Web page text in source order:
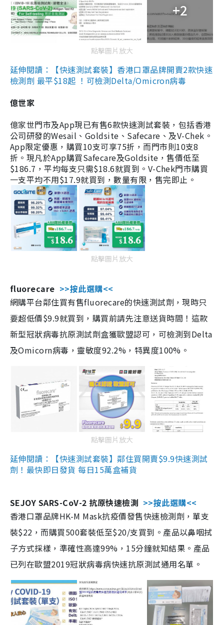
+2
點擊圖片放大
延伸閱讀：【快速測試套裝】香港口罩品牌開賣2款快速
檢測劑 最平$18起 ！可檢測Delta/Omicron病毒
億世家
億家世門市及App現已有售6款快速測試套裝，包括香港
公司研發的Wesail、Goldsite、Safecare、及V-Chek。
App限定優惠，購買10支可享75折，而門市則10支8
折。現凡於App購買Safecare及Goldsite，售價低至
$186.7，平均每支只需$18.6就買到。V-Chek門市購買
一支平均不用$17.9就買到，數量有限，售完即止。
點擊圖片放大
fluorecare >>按此選購<<
網購平台鄰住買有售fluorecare的快速測試劑，現時只
要超低價$9.9就買到，購買前請先注意送貨時間！這款
新型冠狀病毒抗原測試劑盒獲歐盟認可，可檢測到Delta
及Omicorn病毒，靈敏度92.2%，特異度100%。
點擊圖片放大
延伸閱讀：【快速測試套裝】鄰住買開賣$9.9快速測試
劑！最快即日發貨 每日15萬盒補貨
SEJOY SARS-CoV-2 抗原快速檢測 >>按此選購<<
香港口罩品牌HK-M Mask抗疫價發售快速檢測劑，單支
裝$22，而購買500套裝低至$20/支買到。產品以鼻咽拭
子方式採樣，準確性高達99%，15分鐘就知結果。產品
已列在歐盟2019冠狀病毒病快速抗原測試通用名單。